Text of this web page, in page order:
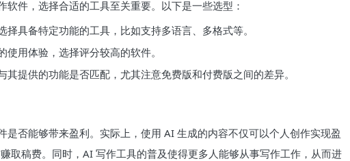
软件，选择合适的工具至关重要。以下是一些选型：
择具备特定功能的工具，比如支持多语言、多格式等。
使用体验，选择评分较高的软件。
其提供的功能是否匹配，尤其注意免费版和付费版之间的差异。
是否能够带来盈利。实际上，使用 AI 生成的内容不仅可以个人创作实现盈
取稿费。同时，AI 写作工具的普及使得更多人能够从事写作工作，从而进